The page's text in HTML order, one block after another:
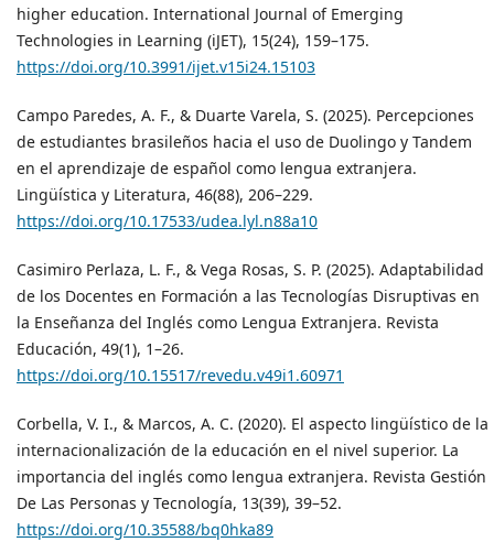
higher education. International Journal of Emerging
Technologies in Learning (iJET), 15(24), 159–175.
https://doi.org/10.3991/ijet.v15i24.15103
Campo Paredes, A. F., & Duarte Varela, S. (2025). Percepciones
de estudiantes brasileños hacia el uso de Duolingo y Tandem
en el aprendizaje de español como lengua extranjera.
Lingüística y Literatura, 46(88), 206–229.
https://doi.org/10.17533/udea.lyl.n88a10
Casimiro Perlaza, L. F., & Vega Rosas, S. P. (2025). Adaptabilidad
de los Docentes en Formación a las Tecnologías Disruptivas en
la Enseñanza del Inglés como Lengua Extranjera. Revista
Educación, 49(1), 1–26.
https://doi.org/10.15517/revedu.v49i1.60971
Corbella, V. I., & Marcos, A. C. (2020). El aspecto lingüístico de la
internacionalización de la educación en el nivel superior. La
importancia del inglés como lengua extranjera. Revista Gestión
De Las Personas y Tecnología, 13(39), 39–52.
https://doi.org/10.35588/bq0hka89